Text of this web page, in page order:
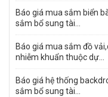
Báo giá mua sắm biển
sắm bổ sung tài...
Báo giá mua sắm đồ
nhiễm khuẩn thuộc dự...
Báo giá hệ thống
sắm bổ sung tài...